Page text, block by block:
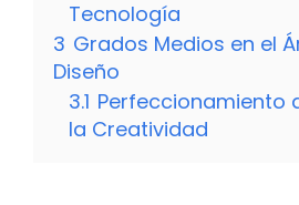
Tecnología
3 Grados Medios en el
Diseño
3.1 Perfeccionamiento
la Creatividad